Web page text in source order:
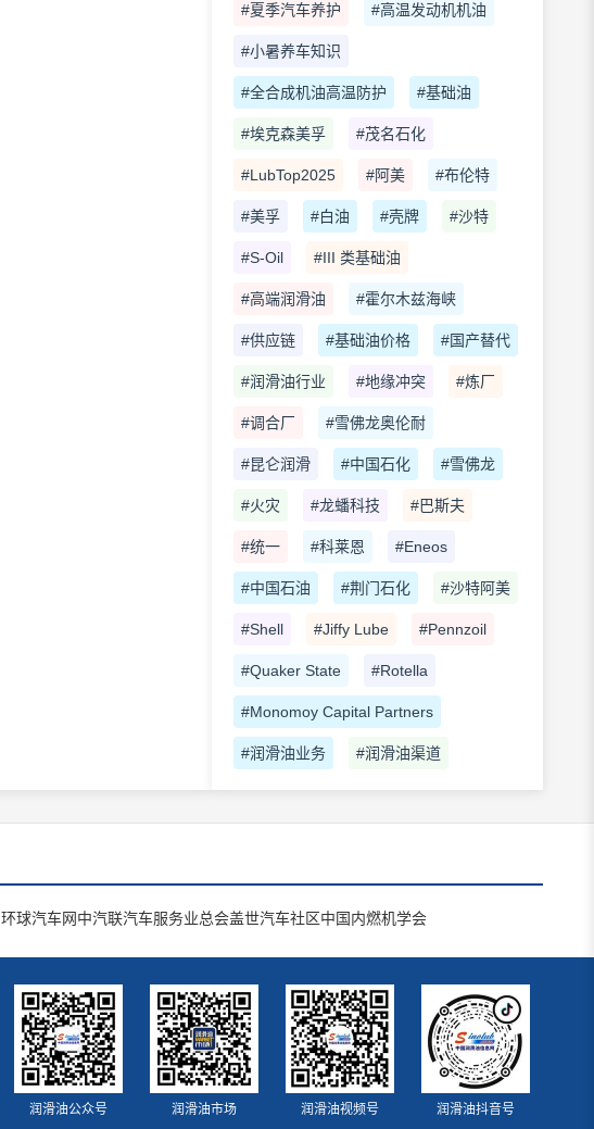
#夏季汽车养护 #高温发动机机油
#小暑养车知识
#全合成机油高温防护 #基础油
#埃克森美孚 #茂名石化
#LubTop2025 #阿美 #布伦特
#美孚 #白油 #壳牌 #沙特
#S-Oil #III 类基础油
#高端润滑油 #霍尔木兹海峡
#供应链 #基础油价格 #国产替代
#润滑油行业 #地缘冲突 #炼厂
#调合厂 #雪佛龙奥伦耐
#昆仑润滑 #中国石化 #雪佛龙
#火灾 #龙蟠科技 #巴斯夫
#统一 #科莱恩 #Eneos
#中国石油 #荆门石化 #沙特阿美
#Shell #Jiffy Lube #Pennzoil
#Quaker State #Rotella
#Monomoy Capital Partners
#润滑油业务 #润滑油渠道
环球汽车网中汽联汽车服务业总会盖世汽车社区中国内燃机学会
润滑油公众号 润滑油市场 润滑油视频号 润滑油抖音号